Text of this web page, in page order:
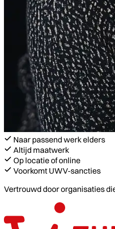
Naar passend werk elders
Altijd maatwerk
Op locatie of online
Voorkomt UWV-sancties
Vertrouwd door organisaties